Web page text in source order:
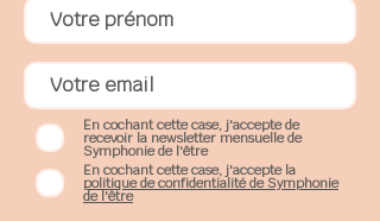
En cochant cette case, j'accepte de
recevoir la newsletter mensuelle de
Symphonie de l'être
En cochant cette case, j'accepte la
politique de confidentialité de Symphonie
de l'être